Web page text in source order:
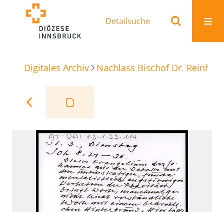
Detailsuche
Digitales Archiv Nachlass Bischof Dr.